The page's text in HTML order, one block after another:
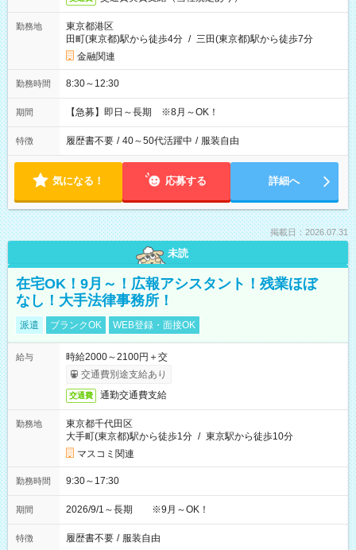
勤務地
東京都港区
田町(東京都)駅から徒歩4分 / 三田(東京都)駅から徒歩7分
金融関連
勤務時間 8:30～12:30
期間 【急募】即日～長期 ※8月～OK！
特徴 履歴書不要 / 40～50代活躍中 / 服装自由
気になる！ 応募する 詳細へ
掲載日：2026.07.31
未読
在宅OK！9月～！広報アシスタント！残業ほぼ
なし！大手法律事務所！
派遣 ブランクOK WEB登録・面接OK
給与
時給2000～2100円＋交
交通費別途支給あり
交通費 通勤交通費支給
勤務地
東京都千代田区
大手町(東京都)駅から徒歩1分 / 東京駅から徒歩10分
マスコミ関連
勤務時間 9:30～17:30
期間 2026/9/1～長期 ※9月～OK！
特徴 履歴書不要 / 服装自由